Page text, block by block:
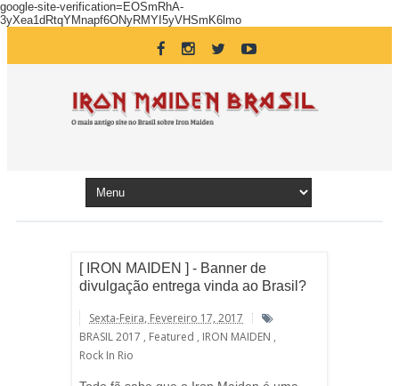
google-site-verification=EOSmRhA-
3yXea1dRtqYMnapf6ONyRMYI5yVHSmK6lmo
[ IRON MAIDEN ] - Banner de
divulgação entrega vinda ao Brasil?
Sexta-Feira, Fevereiro 17, 2017
BRASIL 2017 , Featured , IRON MAIDEN ,
Rock In Rio